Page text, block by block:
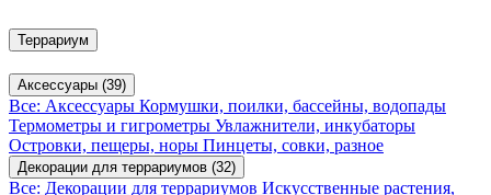
Террариум
Аксессуары (39)
Все: Аксессуары Кормушки, поилки, бассейны, водопады
Термометры и гигрометры Увлажнители, инкубаторы
Островки, пещеры, норы Пинцеты, совки, разное
Декорации для террариумов (32)
Все: Декорации для террариумов Искусственные растения,